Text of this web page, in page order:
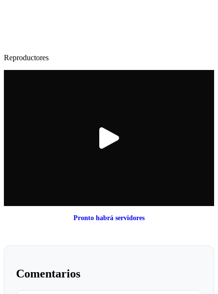
Reproductores
Pronto habrá servidores
Comentarios